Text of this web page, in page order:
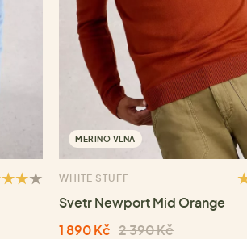
MERINO VLNA
WHITE STUFF
Svetr Newport Mid Orange
1 890 Kč 2 390 Kč